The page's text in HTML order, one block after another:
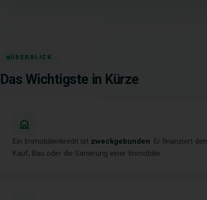
ÜBERBLICK
Das Wichtigste in Kürze
Ein Immobilienkredit ist zweckgebunden. Er finanziert den
Kauf, Bau oder die Sanierung einer Immobilie.